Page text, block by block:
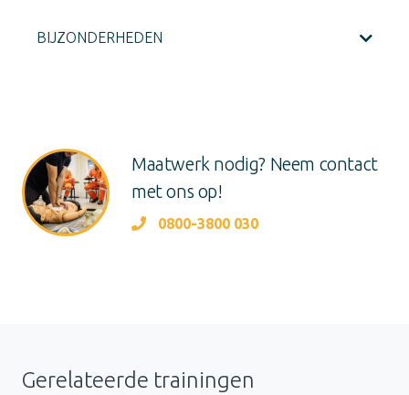
BIJZONDERHEDEN
Maatwerk nodig? Neem contact
met ons op!
0800-3800 030
Gerelateerde trainingen